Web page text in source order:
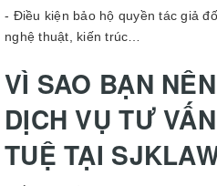
- Điều kiện bảo hộ quyền tác giả
nghệ thuật, kiến trúc…
VÌ SAO BẠN
DỊCH VỤ TƯ
TUỆ TẠI